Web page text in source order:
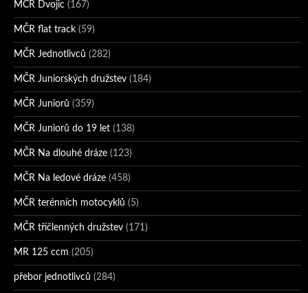
MČR Dvojic (167)
MČR flat track (59)
MČR Jednotlivců (282)
MČR Juniorských družstev (184)
MČR Juniorů (359)
MČR Juniorů do 19 let (138)
MČR Na dlouhé dráze (123)
MČR Na ledové dráze (458)
MČR terénních motocyklů (5)
MČR tříčlenných družstev (171)
MR 125 ccm (205)
přebor jednotlivců (284)